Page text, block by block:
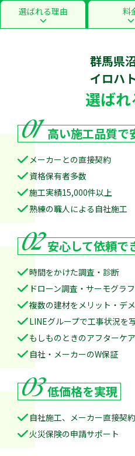
選ばれる理由 料
群馬県
イロハ
選ば
01 高い施工品質で
メーカーとの直接契約
資格保有者多数
施工実績15,000件以上
熟練の職人による自社施工
02 安心して依頼で
時間をかけた調査・診断
ドローン調査・サーモグラ
複数の建材をメリット・デ
LINEグループで工事状況を
もしものときのアフターケア
自社・メーカーのW保証
03 低価格を実現
自社施工、メーカー直接契
火災保険の申請サポート